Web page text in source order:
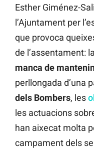
Esther Giménez-
l’Ajuntament per
que provoca
de l’assentament: la
manca de
perllongada d’una
dels Bombers, les
les actuacions
han aixecat molta
campament dels